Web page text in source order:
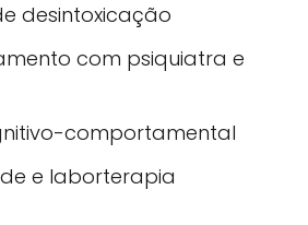
desintoxicação
com psiquiatra e
comportamental
e laborterapia